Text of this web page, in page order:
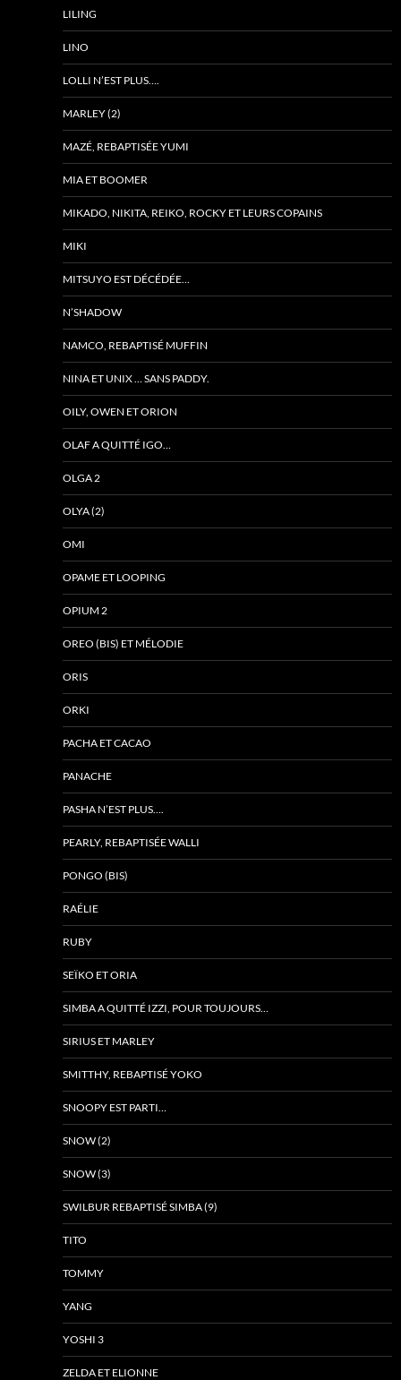
LILING
LINO
LOLLI N’EST PLUS….
MARLEY (2)
MAZÉ, REBAPTISÉE YUMI
MIA ET BOOMER
MIKADO, NIKITA, REIKO, ROCKY ET LEURS COPAINS
MIKI
MITSUYO EST DÉCÉDÉE…
N’SHADOW
NAMCO, REBAPTISÉ MUFFIN
NINA ET UNIX … SANS PADDY.
OILY, OWEN ET ORION
OLAF A QUITTÉ IGO…
OLGA 2
OLYA (2)
OMI
OPAME ET LOOPING
OPIUM 2
OREO (BIS) ET MÉLODIE
ORIS
ORKI
PACHA ET CACAO
PANACHE
PASHA N’EST PLUS….
PEARLY, REBAPTISÉE WALLI
PONGO (BIS)
RAÉLIE
RUBY
SEÏKO ET ORIA
SIMBA A QUITTÉ IZZI, POUR TOUJOURS…
SIRIUS ET MARLEY
SMITTHY, REBAPTISÉ YOKO
SNOOPY EST PARTI…
SNOW (2)
SNOW (3)
SWILBUR REBAPTISÉ SIMBA (9)
TITO
TOMMY
YANG
YOSHI 3
ZELDA ET ELIONNE